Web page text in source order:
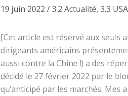
19 juin 2022 /3.2 Actualité, 3.3 USA
[Cet article est réservé aux seuls
dirigeants américains
aussi contre la Chine !) a des
décidé le 27 février 2022 par le
qu’anticipé par les marchés. Mes